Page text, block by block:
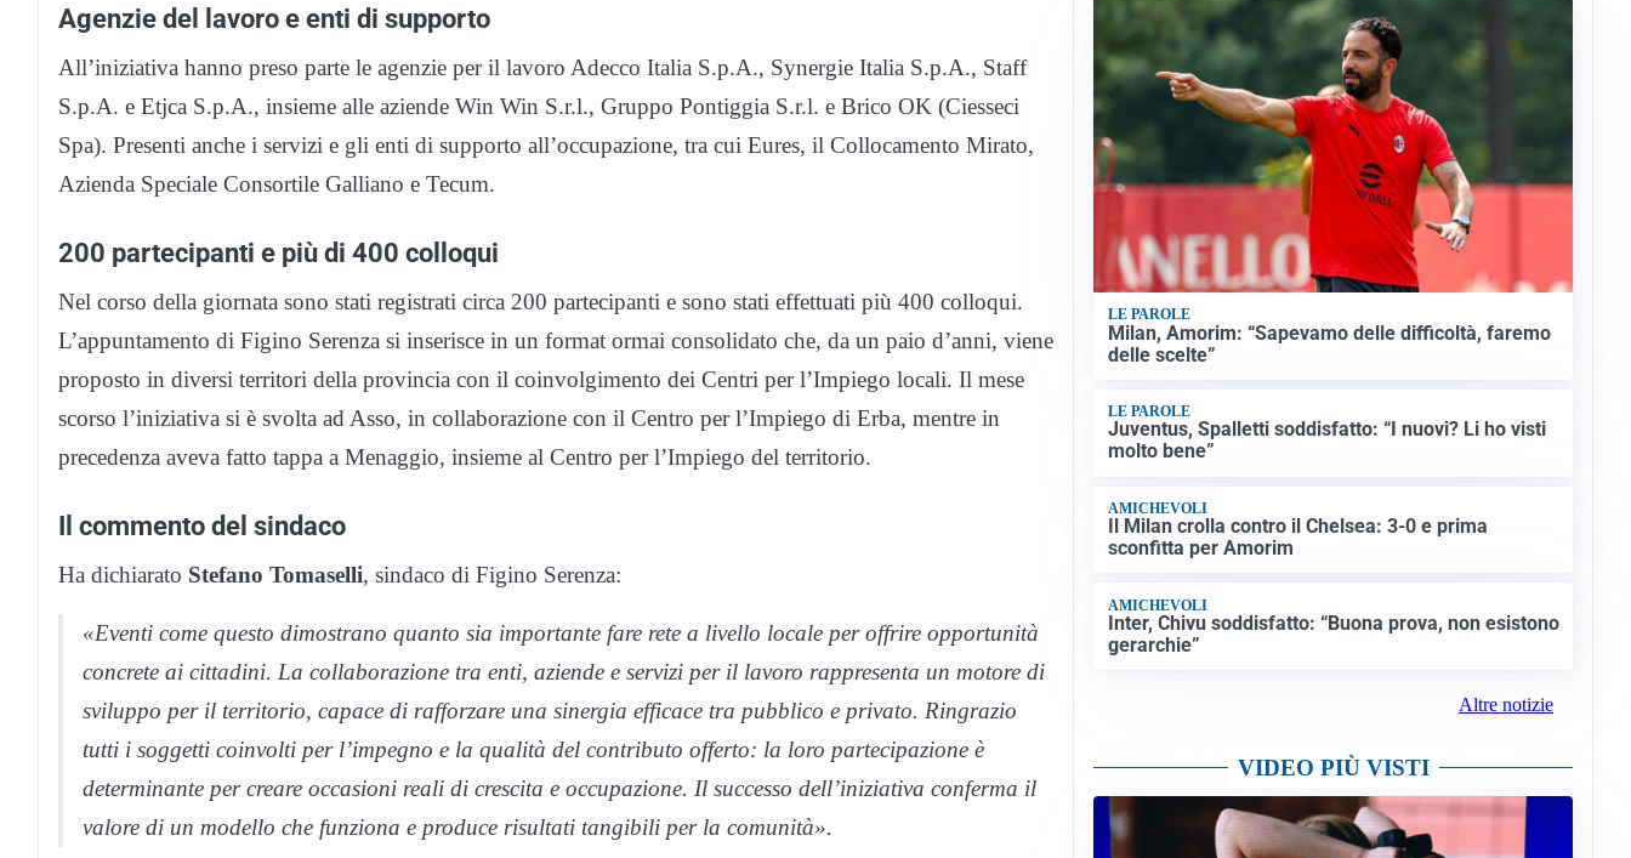
Agenzie del lavoro e enti di supporto
All’iniziativa hanno preso parte le agenzie per il lavoro Adecco Italia S.p.A., Synergie Italia S.p.A., Staff
S.p.A. e Etjca S.p.A., insieme alle aziende Win Win S.r.l., Gruppo Pontiggia S.r.l. e Brico OK (Ciesseci
Spa). Presenti anche i servizi e gli enti di supporto all’occupazione, tra cui Eures, il Collocamento Mirato,
Azienda Speciale Consortile Galliano e Tecum.
200 partecipanti e più di 400 colloqui
Nel corso della giornata sono stati registrati circa 200 partecipanti e sono stati effettuati più 400 colloqui.
L’appuntamento di Figino Serenza si inserisce in un format ormai consolidato che, da un paio d’anni, viene
proposto in diversi territori della provincia con il coinvolgimento dei Centri per l’Impiego locali. Il mese
scorso l’iniziativa si è svolta ad Asso, in collaborazione con il Centro per l’Impiego di Erba, mentre in
precedenza aveva fatto tappa a Menaggio, insieme al Centro per l’Impiego del territorio.
Il commento del sindaco
Ha dichiarato Stefano Tomaselli, sindaco di Figino Serenza:
«Eventi come questo dimostrano quanto sia importante fare rete a livello locale per offrire opportunità
concrete ai cittadini. La collaborazione tra enti, aziende e servizi per il lavoro rappresenta un motore di
sviluppo per il territorio, capace di rafforzare una sinergia efficace tra pubblico e privato. Ringrazio
tutti i soggetti coinvolti per l’impegno e la qualità del contributo offerto: la loro partecipazione è
determinante per creare occasioni reali di crescita e occupazione. Il successo dell’iniziativa conferma il
valore di un modello che funziona e produce risultati tangibili per la comunità».
LE PAROLE
Milan, Amorim: “Sapevamo delle difficoltà, faremo
delle scelte”
LE PAROLE
Juventus, Spalletti soddisfatto: “I nuovi? Li ho visti
molto bene”
AMICHEVOLI
Il Milan crolla contro il Chelsea: 3-0 e prima
sconfitta per Amorim
AMICHEVOLI
Inter, Chivu soddisfatto: “Buona prova, non esistono
gerarchie”
Altre notizie
VIDEO PIÙ VISTI